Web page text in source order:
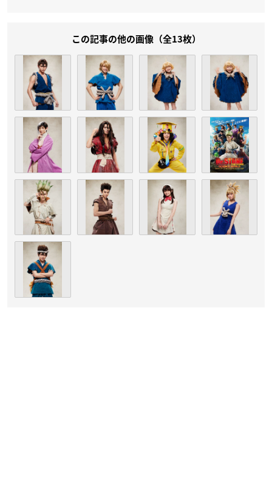
この記事の他の画像（全13枚）